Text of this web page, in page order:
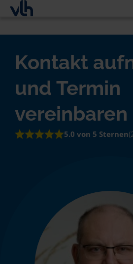
Kontakt
und Termin
vereinbaren
5.0 von 5 Sternen